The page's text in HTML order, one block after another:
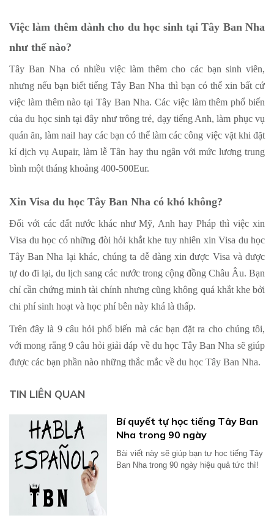
Việc làm thêm dành cho du học sinh tại Tây Ban Nha
như thế nào?
Tây Ban Nha có nhiều việc làm thêm cho các bạn sinh viên,
nhưng nếu bạn biết tiếng Tây Ban Nha thì bạn có thể xin bất cứ
việc làm thêm nào tại Tây Ban Nha. Các việc làm thêm phổ biến
của du học sinh tại đây như trông trẻ, dạy tiếng Anh, làm phục vụ
quán ăn, làm nail hay các bạn có thể làm các công việc vặt khi đặt
kí dịch vụ Aupair, làm lễ Tân hay thu ngân với mức lương trung
bình một tháng khoảng 400-500Eur.
Xin Visa du học Tây Ban Nha có khó không?
Đối với các đất nước khác như Mỹ, Anh hay Pháp thì việc xin
Visa du học có những đòi hỏi khắt khe tuy nhiên xin Visa du học
Tây Ban Nha lại khác, chúng ta dễ dàng xin được Visa và được
tự do đi lại, du lịch sang các nước trong cộng đồng Châu Âu. Bạn
chỉ cần chứng minh tài chính nhưng cũng không quá khắt khe bởi
chi phí sinh hoạt và học phí bên này khá là thấp.
Trên đây là 9 câu hỏi phổ biến mà các bạn đặt ra cho chúng tôi,
với mong rằng 9 câu hỏi giải đáp về du học Tây Ban Nha sẽ giúp
được các bạn phần nào những thắc mắc về du học Tây Ban Nha.
TIN LIÊN QUAN
Bí quyết tự học tiếng Tây Ban
Nha trong 90 ngày
Bài viết này sẽ giúp bạn tự học tiếng Tây
Ban Nha trong 90 ngày hiệu quả tức thì!